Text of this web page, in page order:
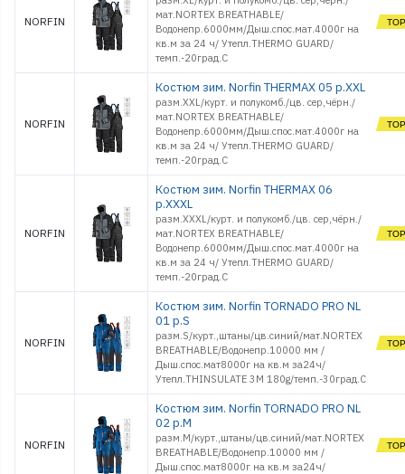
NORFIN
мат.NORTEX BREATHABLE/
Водонепр.6000мм/Дыш.спос.мат.4000г на
кв.м за 24 ч/ Утепл.THERMO GUARD/
темп.-20град.С
NORFIN
Костюм зим. Norfin THERMAX 05 р.XXL
разм.XXL/курт. и полукомб./цв. сер,чёрн./
мат.NORTEX BREATHABLE/
Водонепр.6000мм/Дыш.спос.мат.4000г на
кв.м за 24 ч/ Утепл.THERMO GUARD/
темп.-20град.С
NORFIN
Костюм зим. Norfin THERMAX 06
р.XXXL
разм.XXXL/курт. и полукомб./цв. сер,чёрн./
мат.NORTEX BREATHABLE/
Водонепр.6000мм/Дыш.спос.мат.4000г на
кв.м за 24 ч/ Утепл.THERMO GUARD/
темп.-20град.С
NORFIN
Костюм зим. Norfin TORNADO PRO NL
01 р.S
разм.S/курт.,штаны/цв.синий/мат.NORTEX
BREATHABLE/Водонепр.10000 мм /
Дыш.спос.мат8000г на кв.м за24ч/
Утепл.THINSULATE 3M 180g/темп.-30град.С
NORFIN
Костюм зим. Norfin TORNADO PRO NL
02 р.M
разм.M/курт.,штаны/цв.синий/мат.NORTEX
BREATHABLE/Водонепр.10000 мм /
Дыш.спос.мат8000г на кв.м за24ч/